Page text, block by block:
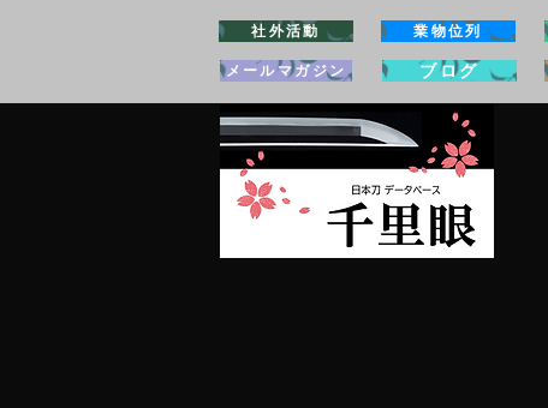
社外活動 業物位列
メールマガジン ブログ